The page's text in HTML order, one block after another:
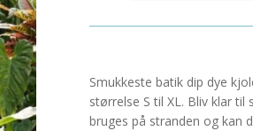
Kjole
Smukkeste batik dip dye
størrelse S til XL. Bliv klar
bruges på stranden og kan